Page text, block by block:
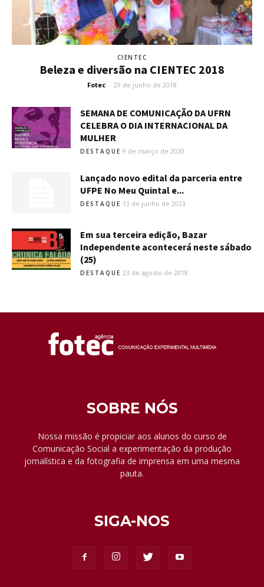
CIENTEC
Beleza e diversão na CIENTEC 2018
Fotec - 29 de junho de 2018
SEMANA DE COMUNICAÇÃO DA UFRN
CELEBRA O DIA INTERNACIONAL DA
MULHER
DESTAQUE 9 de março de 2020
Lançado novo edital da parceria entre
UFPE No Meu Quintal e...
DESTAQUE 13 de junho de 2023
Em sua terceira edição, Bazar
Independente acontecerá neste sábado
(25)
DESTAQUE 23 de agosto de 2018
SOBRE NÓS
Nossa missão é propiciar aos alunos do curso de
Comunicação Social a experimentação da produção
jornalística e da fotografia de imprensa em uma mesma
pauta.
SIGA-NOS